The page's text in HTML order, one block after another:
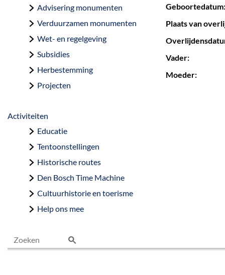
Advisering monumenten
Verduurzamen monumenten
Wet- en regelgeving
Subsidies
Herbestemming
Projecten
Activiteiten
Educatie
Tentoonstellingen
Historische routes
Den Bosch Time Machine
Cultuurhistorie en toerisme
Help ons mee
Geboortedatum:
Plaats van
Vader:
Moeder: